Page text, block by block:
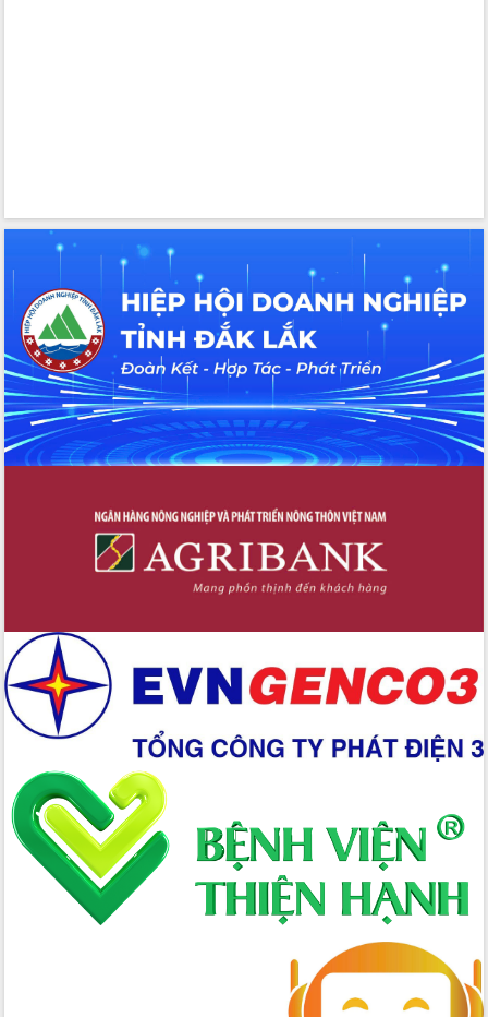
đề ra
UBND tỉnh Đắk Lắk tổng kết công tác
quốc phòng, quân sự địa phương năm
2025
Tập trung triển khai quyết liệt, đồng bộ
các giải pháp nhằm thực hiện hiệu quả
các nhiệm vụ đề ra năm 2025
Phát huy vai trò của người có uy tín
trong phòng chống tảo hôn và hôn
nhân cận huyết thống
Nông sản Tây Nguyên thu hút doanh
Đắk Lắk định vị thương hiệu du lịch
“Biển – Rừng – Cà phê” trong không
gian phát triển mới
Hội nghị chia sẻ kinh nghiệm, chuyển
Chuyển đổi số mở ra không gian phát
triển trong lĩnh vực văn hóa, du lịch
Công bố quyết định của Ban Thường
vụ Tỉnh ủy về công tác cán bộ.
Thủ tướng Phạm Minh Chính: Khẩn
trương tái thiết cuộc sống người dân
sau thiên tai
Tập trung nâng cao chất lượng, tổ
chức sản xuất sầu riêng theo hướng
bền vững
Đẩy nhanh công tác khắc phục, ổn
định đời sống Nhân dân sau bão số 13